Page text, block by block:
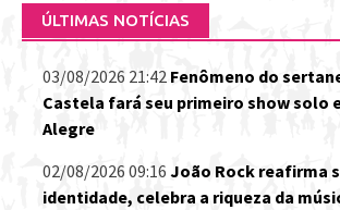
ÚLTIMAS NOTÍCIAS
03/08/2026 21:42 Fenômeno do
Castela fará seu primeiro show solo
Alegre
02/08/2026 09:16 João Rock reafirma
identidade, celebra a riqueza da